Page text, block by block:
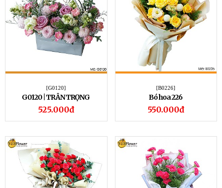
[G0120]
G0120 | TRÂN TRỌNG
525.000đ
[B0226]
Bó hoa 226
550.000đ